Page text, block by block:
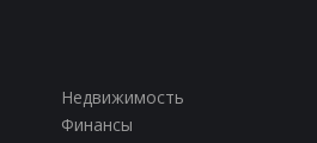
Недвижимость
Финансы